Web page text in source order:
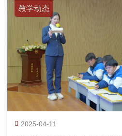
教学动态
2025-04-11